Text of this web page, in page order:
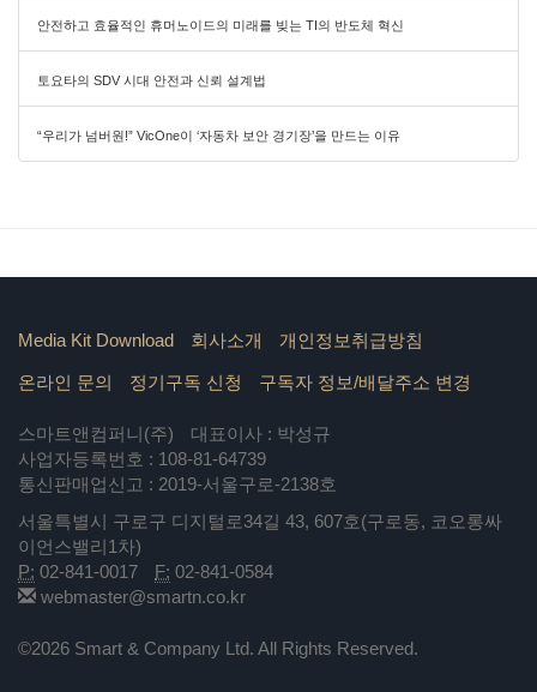
안전하고 효율적인 휴머노이드의 미래를 빚는 TI의 반도체 혁신
토요타의 SDV 시대 안전과 신뢰 설계법
“우리가 넘버원!” VicOne이 ‘자동차 보안 경기장’을 만드는 이유
Media Kit Download 회사소개 개인정보취급방침
온라인 문의 정기구독 신청 구독자 정보/배달주소 변경
스마트앤컴퍼니(주)
대표이사 : 박성규
사업자등록번호 : 108-81-64739
통신판매업신고 : 2019-서울구로-2138호
서울특별시 구로구 디지털로34길 43, 607호(구로동, 코오롱싸
이언스밸리1차)
P: 02-841-0017 F: 02-841-0584
webmaster@smartn.co.kr
©2026 Smart & Company Ltd. All Rights Reserved.